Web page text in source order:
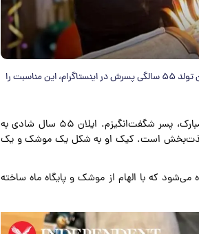
می ماسک، مادر ایلان ماسک، مالک تسلا و اسپیس‌اکس، با انتشار تصاویری از جشن تولد ۵۵ سالگی پسرش در اینستاگرام، این مناسبت را
به نقل از ایندیپندنت، او در پیام خود نوشت: «تولدت مبارک، پسر شگفت‌انگیزم. ایلان ۵۵ سال شادی به
لذت‌بخش است. کیک او به شکل یک موشک و یک
که با الهام از موشک و پایگاه ماه ساخته